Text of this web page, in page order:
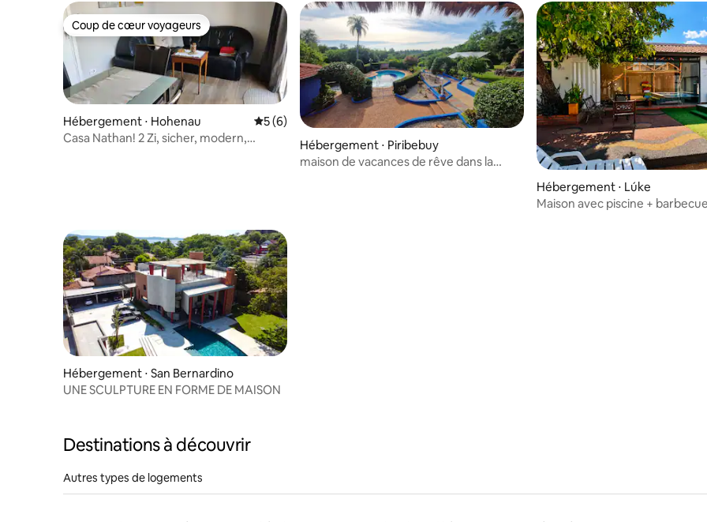
Coup de cœur voyageurs
Coup de cœur voyageurs
Hébergement ⋅ Hohenau Évaluation moyenne sur la base de 6 commentaires : 5 sur 5
5 (6)
Casa Nathan! 2 Zi, sicher, modern,
Hébergement ⋅ Piribebuy
maison de vacances de rêve dans la
Hébergement ⋅ Lúke
Maison avec piscine +
Hébergement ⋅ San Bernardino
UNE SCULPTURE EN FORME DE MAISON
Destinations à découvrir
Autres types de logements